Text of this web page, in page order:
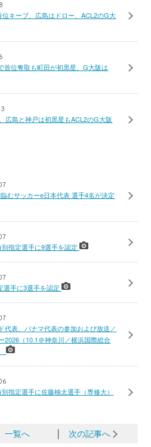
キープ、広島はドロー、ACL2のG大
首位奪取も町田が初黒星、G大阪は
広島と神戸は初黒星もACL2のG大阪
むサッカーe日本代表 選手4名が決定
別指定選手に9選手を認定
選手に3選手を認定
代表、パナマ代表の参加および放送／
（10.1＠神奈川／横浜国際総合
指定選手に佐藤柚太選手（専修大）
一覧へ 次の記事へ